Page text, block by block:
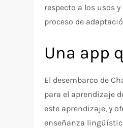
respecto a los usos
proceso de
Una app
El desembarco de
para el aprendizaje
este aprendizaje, y
enseñanza